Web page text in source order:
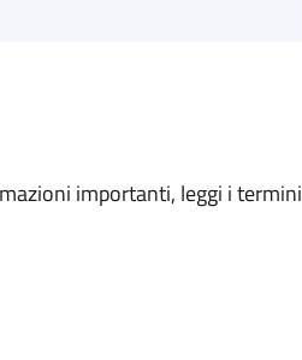
importanti, leggi i termini